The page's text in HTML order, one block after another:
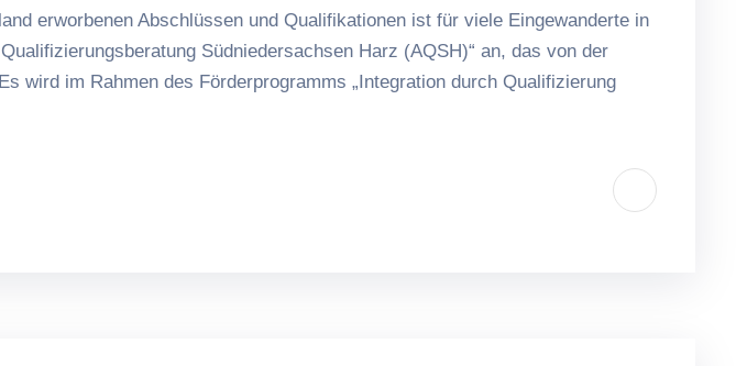
erworbenen Abschlüssen und Qualifikationen ist für viele Eingewanderte in
Südniedersachsen Harz (AQSH)“ an, das von der
wird im Rahmen des Förderprogramms „Integration durch Qualifizierung